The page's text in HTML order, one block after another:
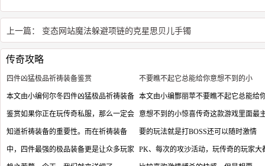
上一篇： 变态网站魔法躲避项链的克星思贝儿手镯
传奇攻略
四件凶猛极品祈祷装备鉴赏
本文由小编何尔冬四件凶猛极品祈祷装备
鉴赏如果你正在玩传奇私服，那么一定会
知道祈祷装备的重要性。而在祈祷装备
中，四件最强的极品装备更是让众多玩家
不要瞧不起它总能给你意想不到的小
本文由小编酆丽苹不要瞧不起它总能给
意想不到的小惊喜传奇这款游戏里面最
要的玩法就是打BOSS还可以随时激情
PK、每次的攻沙活动，玩传奇的玩家大